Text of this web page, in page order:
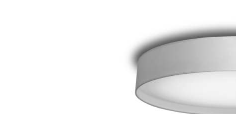
System­kom­po­nenten